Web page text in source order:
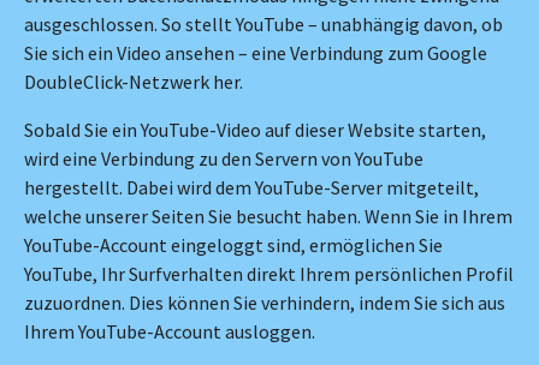
ausgeschlossen. So stellt YouTube – unabhängig davon, ob
Sie sich ein Video ansehen – eine Verbindung zum Google
DoubleClick-Netzwerk her.
Sobald Sie ein YouTube-Video auf dieser Website starten,
wird eine Verbindung zu den Servern von YouTube
hergestellt. Dabei wird dem YouTube-Server mitgeteilt,
welche unserer Seiten Sie besucht haben. Wenn Sie in Ihrem
YouTube-Account eingeloggt sind, ermöglichen Sie
YouTube, Ihr Surfverhalten direkt Ihrem persönlichen Profil
zuzuordnen. Dies können Sie verhindern, indem Sie sich aus
Ihrem YouTube-Account ausloggen.